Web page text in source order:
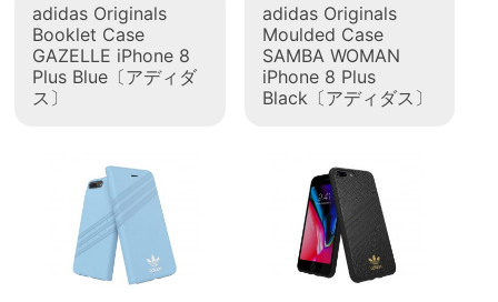
adidas Originals
Booklet Case
GAZELLE iPhone 8
Plus Blue〔アディダ
ス〕
adidas Originals
Moulded Case
SAMBA WOMAN
iPhone 8 Plus
Black〔アディダス〕